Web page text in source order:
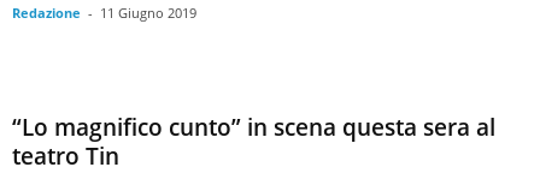
Redazione - 11 Giugno 2019
“Lo magnifico cunto” in scena questa sera al
teatro Tin